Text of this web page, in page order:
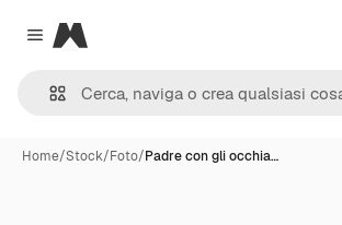
Close menu
Magnific
Home/Stock/Foto/Padre con gli occhia…